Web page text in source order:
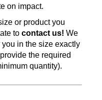
on impact.
or product you
to contact us! We
in the size exactly
the required
quantity).